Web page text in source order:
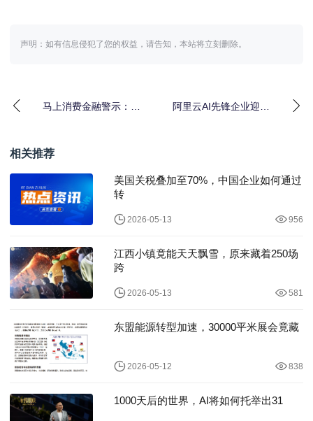
声明：如有信息侵犯了您的权益，请告知，本站将立刻删除。
马上消费金融警示：假
阿里云AI先锋企业迎
相关推荐
美国关税叠加至70%，中国企业如何通过
转
2026-05-13 956
江西小镇竟能天天飘雪，原来藏着250场
跨
2026-05-13 581
东盟能源转型加速，30000平米展会竟藏
2026-05-12 838
1000天后的世界，AI将如何托举出31